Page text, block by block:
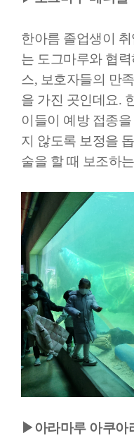
한아름 졸업생이
는 도그마루와 협
스, 보호자들의 만
을 가진 곳인데요.
이들이 예방 접종
지 않도록 보정을
술을 할 때 보조하
▶아라마루 아쿠아